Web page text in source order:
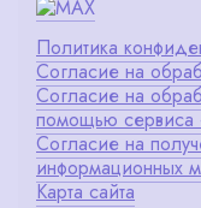
Политика
Согласие на
Согласие на
помощью
Согласие на
информационных
Карта сайта